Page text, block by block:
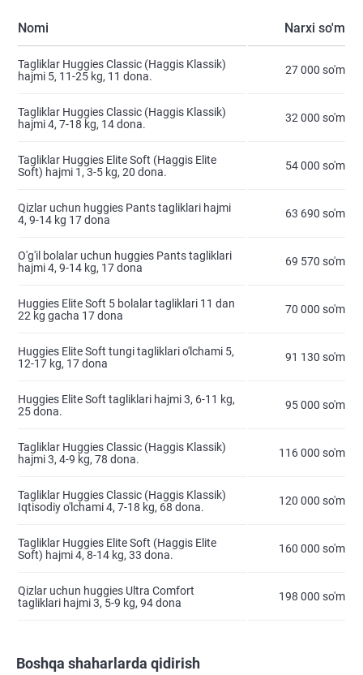
Nomi Narxi so'm
Tagliklar Huggies Classic (Haggis Klassik)
hajmi 5, 11-25 kg, 11 dona.
27 000 so'm
Tagliklar Huggies Classic (Haggis Klassik)
hajmi 4, 7-18 kg, 14 dona.
32 000 so'm
Tagliklar Huggies Elite Soft (Haggis Elite
Soft) hajmi 1, 3-5 kg, 20 dona.
54 000 so'm
Qizlar uchun huggies Pants tagliklari hajmi
4, 9-14 kg 17 dona
63 690 so'm
O'g'il bolalar uchun huggies Pants tagliklari
hajmi 4, 9-14 kg, 17 dona
69 570 so'm
Huggies Elite Soft 5 bolalar tagliklari 11 dan
22 kg gacha 17 dona
70 000 so'm
Huggies Elite Soft tungi tagliklari o'lchami 5,
12-17 kg, 17 dona
91 130 so'm
Huggies Elite Soft tagliklari hajmi 3, 6-11 kg,
25 dona.
95 000 so'm
Tagliklar Huggies Classic (Haggis Klassik)
hajmi 3, 4-9 kg, 78 dona.
116 000 so'm
Tagliklar Huggies Classic (Haggis Klassik)
Iqtisodiy o'lchami 4, 7-18 kg, 68 dona.
120 000 so'm
Tagliklar Huggies Elite Soft (Haggis Elite
Soft) hajmi 4, 8-14 kg, 33 dona.
160 000 so'm
Qizlar uchun huggies Ultra Comfort
tagliklari hajmi 3, 5-9 kg, 94 dona
198 000 so'm
Boshqa shaharlarda qidirish